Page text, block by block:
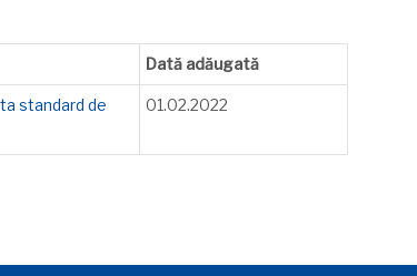
Dată adăugată
standard de
01.02.2022